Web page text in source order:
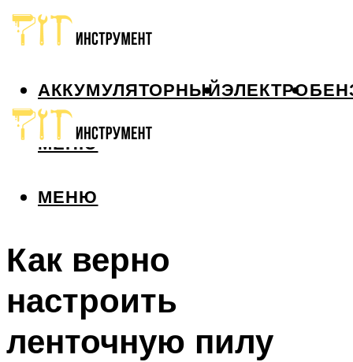
АККУМУЛЯТОРНЫЙЭЛЕКТРО
МЕНЮ
МЕНЮ
Как верно
настроить
ленточную пилу